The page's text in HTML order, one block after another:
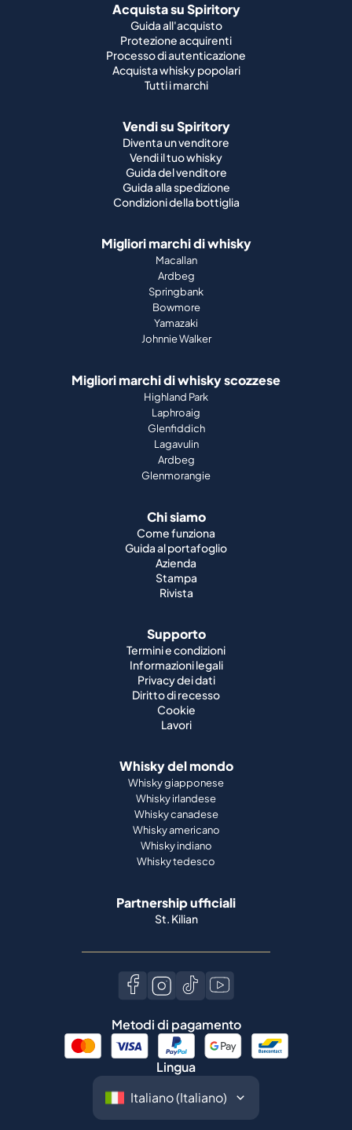
Acquista su Spiritory
Guida all'acquisto
Protezione acquirenti
Processo di autenticazione
Acquista whisky popolari
Tutti i marchi
Vendi su Spiritory
Diventa un venditore
Vendi il tuo whisky
Guida del venditore
Guida alla spedizione
Condizioni della bottiglia
Migliori marchi di whisky
Macallan
Ardbeg
Springbank
Bowmore
Yamazaki
Johnnie Walker
Migliori marchi di whisky scozzese
Highland Park
Laphroaig
Glenfiddich
Lagavulin
Ardbeg
Glenmorangie
Chi siamo
Come funziona
Guida al portafoglio
Azienda
Stampa
Rivista
Supporto
Termini e condizioni
Informazioni legali
Privacy dei dati
Diritto di recesso
Cookie
Lavori
Whisky del mondo
Whisky giapponese
Whisky irlandese
Whisky canadese
Whisky americano
Whisky indiano
Whisky tedesco
Partnership ufficiali
St. Kilian
Metodi di pagamento
Lingua